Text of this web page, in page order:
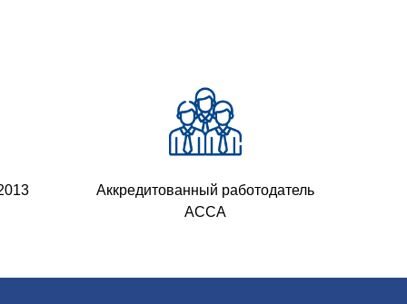
Аккредитованный работодатель
ACCA